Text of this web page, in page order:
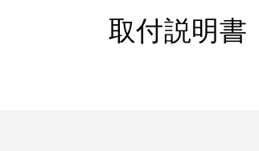
取付説明書